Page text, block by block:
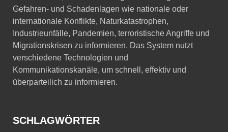
Gefahren- und Schadenlagen wie nationale oder
internationale Konflikte, Naturkatastrophen,
Industrieunfälle, Pandemien, terroristische Angriffe und
Migrationskrisen zu informieren. Das System nutzt
verschiedene Technologien und
Kommunikationskanäle, um schnell, effektiv und
überparteilich zu informieren.
SCHLAGWÖRTER